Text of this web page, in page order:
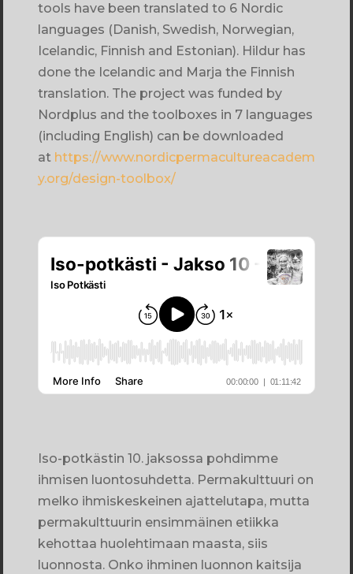
tools have been translated to 6 Nordic
languages (Danish, Swedish, Norwegian,
Icelandic, Finnish and Estonian). Hildur has
done the Icelandic and Marja the Finnish
translation. The project was funded by
Nordplus and the toolboxes in 7 languages
(including English) can be downloaded
at https://www.nordicpermacultureacadem
y.org/design-toolbox/
Iso-potkästin 10. jaksossa pohdimme
ihmisen luontosuhdetta. Permakulttuuri on
melko ihmiskeskeinen ajattelutapa, mutta
permakulttuurin ensimmäinen etiikka
kehottaa huolehtimaan maasta, siis
luonnosta. Onko ihminen luonnon kaitsija